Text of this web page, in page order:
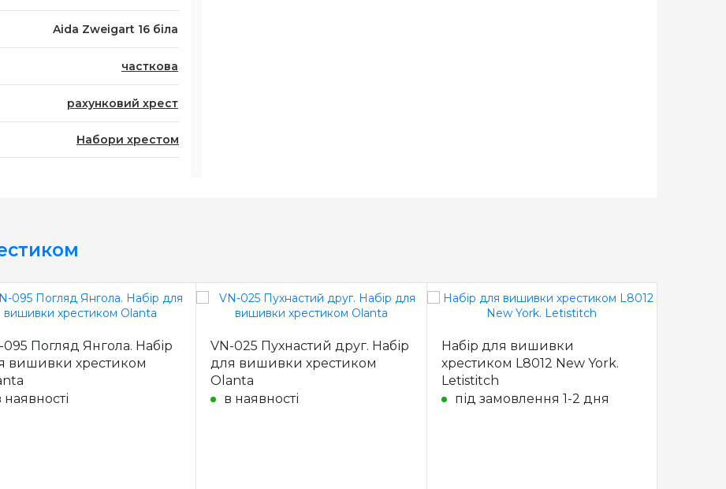
Aida Zweigart 16 біла
часткова
рахунковий хрест
Набори хрестом
095 Погляд Янгола. Набір
вишивки хрестиком
наявності
VN-025 Пухнастий друг. Набір
для вишивки хрестиком
Olanta
в наявності
Набір для вишивки
хрестиком L8012 New York.
Letistitch
під замовлення 1-2 дня